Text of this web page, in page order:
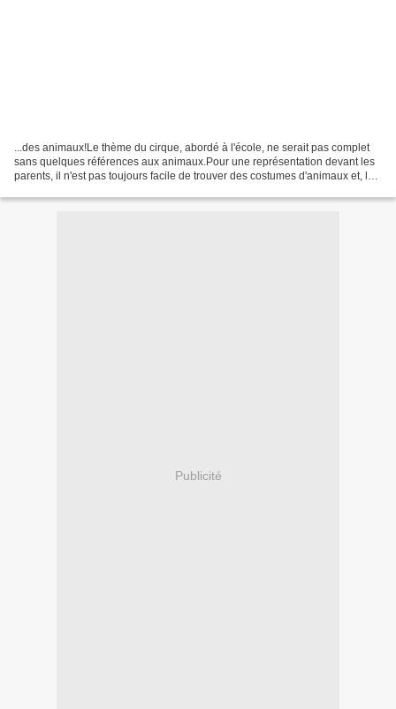
...des animaux!Le thème du cirque, abordé à l'école, ne serait pas complet
sans quelques références aux animaux.Pour une représentation devant les
parents, il n'est pas toujours facile de trouver des costumes d'animaux et, les
Publicité